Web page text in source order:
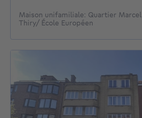
Maison unifamiliale: Quartier Marcel
Thiry/ École Européen